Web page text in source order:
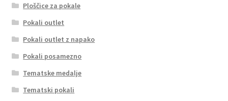
Ploščice za pokale
Pokali outlet
Pokali outlet z napako
Pokali posamezno
Tematske medalje
Tematski pokali